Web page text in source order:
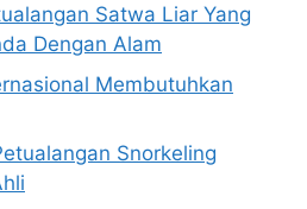
Satwa Liar Yang
Dengan Alam
Membutuhkan
Snorkeling